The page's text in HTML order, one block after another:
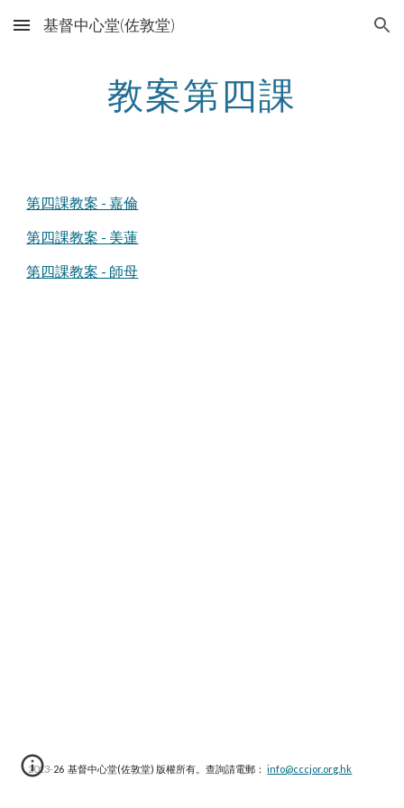
Skip to main content Skip to navigation
基督中心堂(佐敦堂)
教案第四課
第四課教案 - 嘉倫
第四課教案 - 美蓮
第四課教案 - 師母
2013-26 基督中心堂(佐敦堂) 版權所有。查詢請電郵： info@cccjor.org.hk